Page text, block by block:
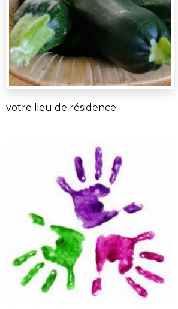
votre lieu de résidence.